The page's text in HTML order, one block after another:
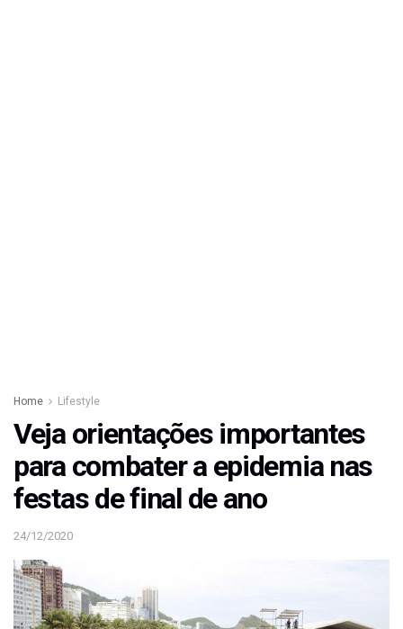
Home Lifestyle
Veja orientações importantes
para combater a epidemia nas
festas de final de ano
24/12/2020